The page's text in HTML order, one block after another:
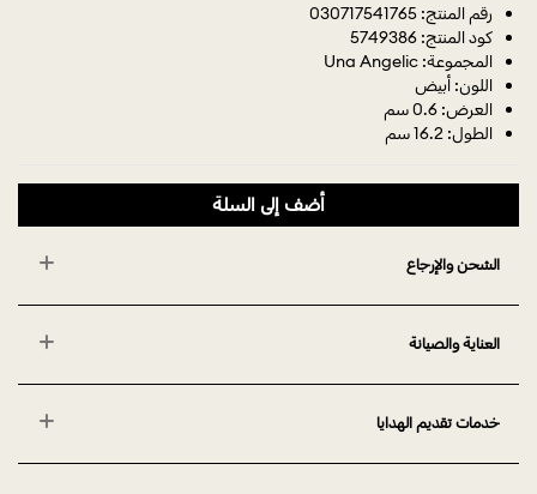
رقم المنتج: 030717541765
كود المنتج: 5749386
المجموعة: Una Angelic
اللون: أبيض
العرض: 0.6 سم
الطول: 16.2 سم
أضف إلى السلة
الشحن والإرجاع
العناية والصيانة
خدمات تقديم الهدايا